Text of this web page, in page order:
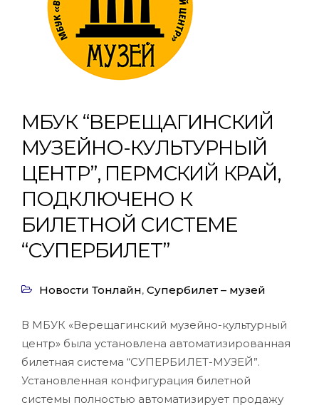
МБУК “ВЕРЕЩАГИНСКИЙ
МУЗЕЙНО-КУЛЬТУРНЫЙ
ЦЕНТР”, ПЕРМСКИЙ КРАЙ,
ПОДКЛЮЧЕНО К
БИЛЕТНОЙ СИСТЕМЕ
“СУПЕРБИЛЕТ”
Новости Тонлайн, Супербилет – музей
В МБУК «Верещагинский музейно-культурный
центр» была установлена автоматизированная
билетная система “СУПЕРБИЛЕТ-МУЗЕЙ”.
Установленная конфигурация билетной
системы полностью автоматизирует продажу